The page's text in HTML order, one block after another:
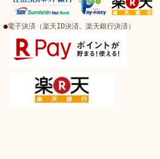
●電子決済（楽天ID決済、楽天銀行決済）